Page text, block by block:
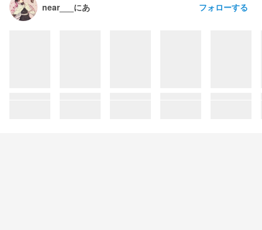
near___にあ フォローする